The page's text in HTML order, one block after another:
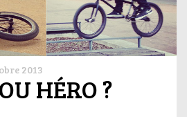
2013
HÉRO ?